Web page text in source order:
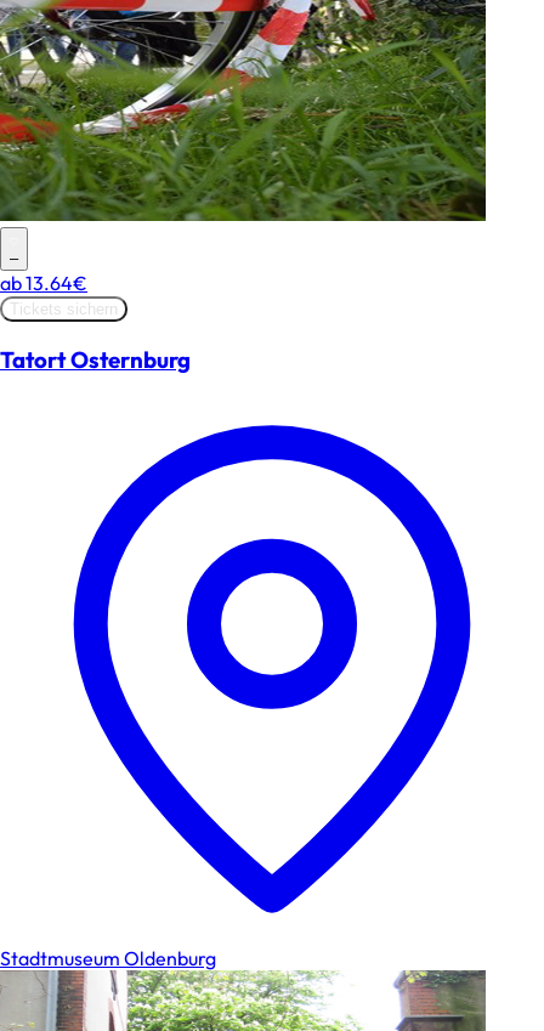
–
ab13.64€
Tickets sichern
Tatort Osternburg
Stadtmuseum Oldenburg